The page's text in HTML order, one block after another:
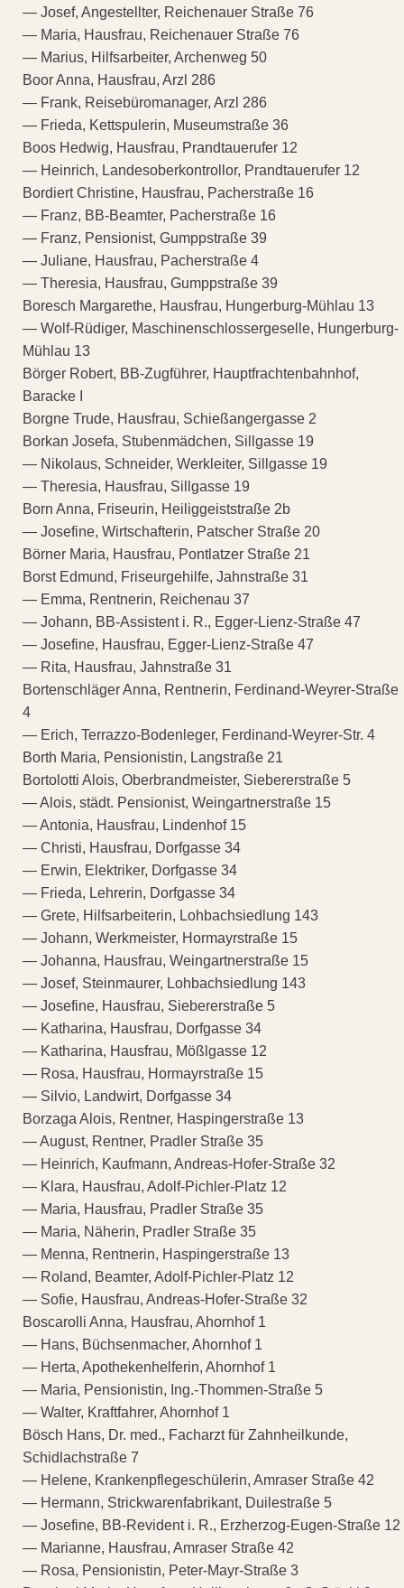
— Josef, Angestellter, Reichenauer Straße 76
— Maria, Hausfrau, Reichenauer Straße 76
— Marius, Hilfsarbeiter, Archenweg 50
Boor Anna, Hausfrau, Arzl 286
— Frank, Reisebüromanager, Arzl 286
— Frieda, Kettspulerin, Museumstraße 36
Boos Hedwig, Hausfrau, Prandtauerufer 12
— Heinrich, Landesoberkontrollor, Prandtauerufer 12
Bordiert Christine, Hausfrau, Pacherstraße 16
— Franz, BB-Beamter, Pacherstraße 16
— Franz, Pensionist, Gumppstraße 39
— Juliane, Hausfrau, Pacherstraße 4
— Theresia, Hausfrau, Gumppstraße 39
Boresch Margarethe, Hausfrau, Hungerburg-Mühlau 13
— Wolf-Rüdiger, Maschinenschlossergeselle, Hungerburg-
Mühlau 13
Börger Robert, BB-Zugführer, Hauptfrachtenbahnhof,
Baracke I
Borgne Trude, Hausfrau, Schießangergasse 2
Borkan Josefa, Stubenmädchen, Sillgasse 19
— Nikolaus, Schneider, Werkleiter, Sillgasse 19
— Theresia, Hausfrau, Sillgasse 19
Born Anna, Friseurin, Heiliggeiststraße 2b
— Josefine, Wirtschafterin, Patscher Straße 20
Börner Maria, Hausfrau, Pontlatzer Straße 21
Borst Edmund, Friseurgehilfe, Jahnstraße 31
— Emma, Rentnerin, Reichenau 37
— Johann, BB-Assistent i. R., Egger-Lienz-Straße 47
— Josefine, Hausfrau, Egger-Lienz-Straße 47
— Rita, Hausfrau, Jahnstraße 31
Bortenschläger Anna, Rentnerin, Ferdinand-Weyrer-Straße
4
— Erich, Terrazzo-Bodenleger, Ferdinand-Weyrer-Str. 4
Borth Maria, Pensionistin, Langstraße 21
Bortolotti Alois, Oberbrandmeister, Siebererstraße 5
— Alois, städt. Pensionist, Weingartnerstraße 15
— Antonia, Hausfrau, Lindenhof 15
— Christi, Hausfrau, Dorfgasse 34
— Erwin, Elektriker, Dorfgasse 34
— Frieda, Lehrerin, Dorfgasse 34
— Grete, Hilfsarbeiterin, Lohbachsiedlung 143
— Johann, Werkmeister, Hormayrstraße 15
— Johanna, Hausfrau, Weingartnerstraße 15
— Josef, Steinmaurer, Lohbachsiedlung 143
— Josefine, Hausfrau, Siebererstraße 5
— Katharina, Hausfrau, Dorfgasse 34
— Katharina, Hausfrau, Mößlgasse 12
— Rosa, Hausfrau, Hormayrstraße 15
— Silvio, Landwirt, Dorfgasse 34
Borzaga Alois, Rentner, Haspingerstraße 13
— August, Rentner, Pradler Straße 35
— Heinrich, Kaufmann, Andreas-Hofer-Straße 32
— Klara, Hausfrau, Adolf-Pichler-Platz 12
— Maria, Hausfrau, Pradler Straße 35
— Maria, Näherin, Pradler Straße 35
— Menna, Rentnerin, Haspingerstraße 13
— Roland, Beamter, Adolf-Pichler-Platz 12
— Sofie, Hausfrau, Andreas-Hofer-Straße 32
Boscarolli Anna, Hausfrau, Ahornhof 1
— Hans, Büchsenmacher, Ahornhof 1
— Herta, Apothekenhelferin, Ahornhof 1
— Maria, Pensionistin, Ing.-Thommen-Straße 5
— Walter, Kraftfahrer, Ahornhof 1
Bösch Hans, Dr. med., Facharzt für Zahnheilkunde,
Schidlachstraße 7
— Helene, Krankenpflegeschülerin, Amraser Straße 42
— Hermann, Strickwarenfabrikant, Duilestraße 5
— Josefine, BB-Revident i. R., Erzherzog-Eugen-Straße 12
— Marianne, Hausfrau, Amraser Straße 42
— Rosa, Pensionistin, Peter-Mayr-Straße 3